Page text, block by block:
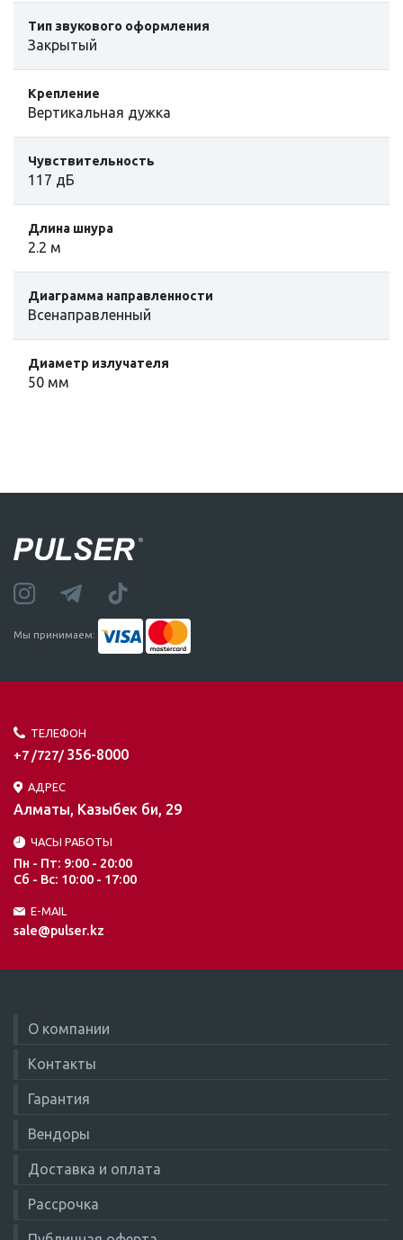
Тип звукового оформления
Закрытый
Крепление
Вертикальная дужка
Чувствительность
117 дБ
Длина шнура
2.2 м
Диаграмма направленности
Всенаправленный
Диаметр излучателя
50 мм
Мы принимаем:
ТЕЛЕФОН
+7 /727/ 356-8000
АДРЕС
Алматы, Казыбек би, 29
ЧАСЫ РАБОТЫ
Пн - Пт: 9:00 - 20:00
Сб - Вс: 10:00 - 17:00
E-MAIL
sale@pulser.kz
О компании
Контакты
Гарантия
Вендоры
Доставка и оплата
Рассрочка